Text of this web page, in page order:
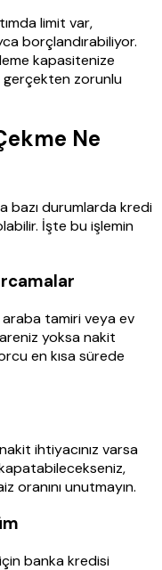
limit var,
borçlandırabiliyor.
kapasitenize
gerçekten zorunlu
Ne
bazı durumlarda kredi
İşte bu işlemin
araba tamiri veya ev
yoksa nakit
en kısa sürede
ihtiyacınız varsa
oranını unutmayın.
banka kredisi